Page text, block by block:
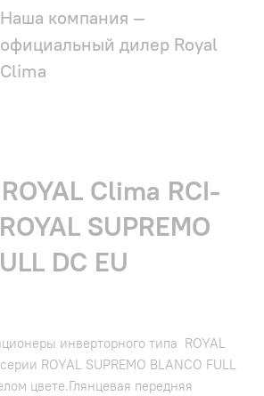
Наша компания —
официальный дилер Royal
Clima
Clima RCI-
SUPREMO
DC EU
инверторного типа ROYAL
ROYAL SUPREMO BLANCO FULL
цвете.Глянцевая передняя